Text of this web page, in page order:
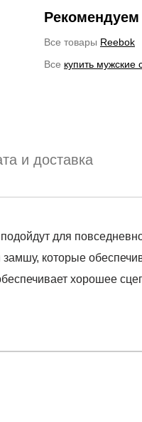
Все товары Reebok
Все купить мужские
и доставка
для
которые
хорошее